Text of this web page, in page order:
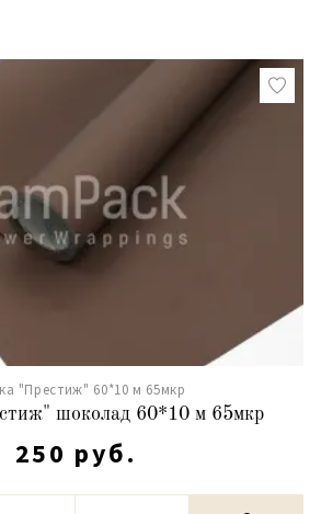
"Престиж" 60*10 м 65мкр
шоколад 60*10 м 65мкр
250 руб.